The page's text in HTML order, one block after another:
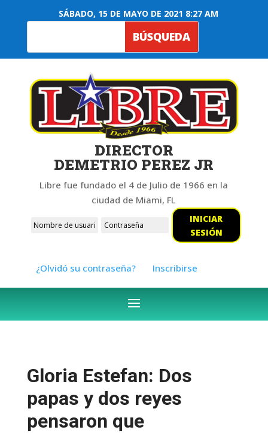
SÁBADO, 15 DE MAYO DE 2021 8:27 AM
DIRECTOR
DEMETRIO PEREZ JR
Libre fue fundado el 4 de Julio de 1966 en la
ciudad de Miami, FL
INICIAR
SESIÓN
¿Olvidó su contraseña? Inscribirse
Gloria Estefan: Dos
papas y dos reyes
pensaron que